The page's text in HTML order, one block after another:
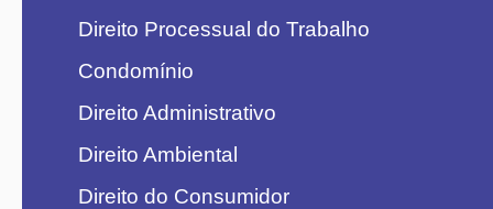
Direito Processual do Trabalho
Condomínio
Direito Administrativo
Direito Ambiental
Direito do Consumidor